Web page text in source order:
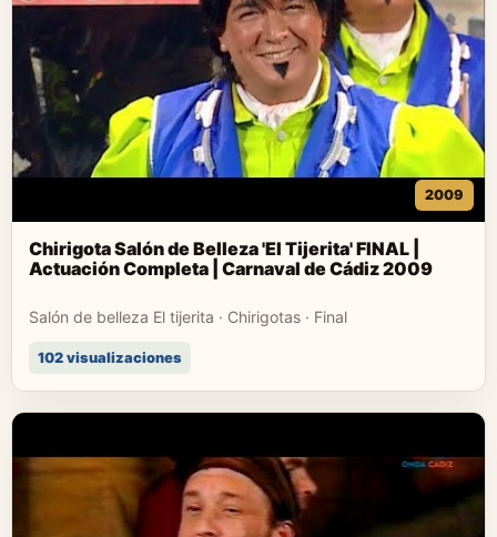
2009
Chirigota Salón de Belleza 'El Tijerita' FINAL |
Actuación Completa | Carnaval de Cádiz 2009
Salón de belleza El tijerita · Chirigotas · Final
102 visualizaciones